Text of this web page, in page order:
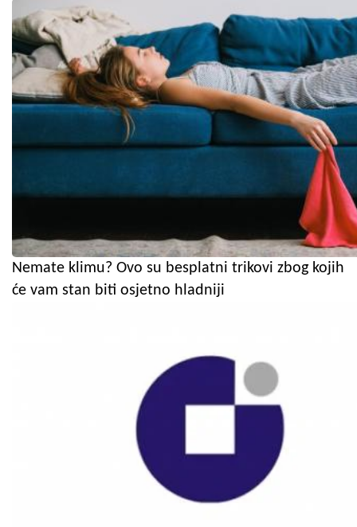
Nemate klimu? Ovo su besplatni trikovi zbog kojih
će vam stan biti osjetno hladniji